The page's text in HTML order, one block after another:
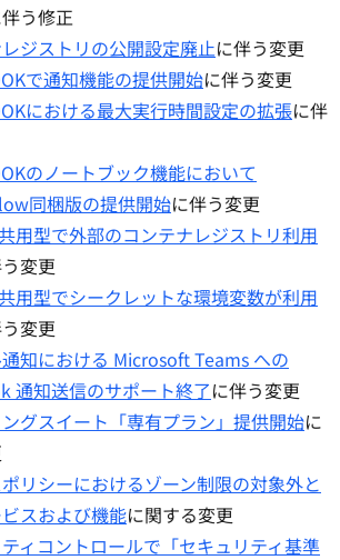
う修正
ジストリの公開設定廃止に伴う変更
で通知機能の提供開始に伴う変更
における最大実行時間設定の拡張に伴
のノートブック機能において
同梱版の提供開始に伴う変更
用型で外部のコンテナレジストリ利用
変更
用型でシークレットな環境変数が利用
変更
知における Microsoft Teams への
通知送信のサポート終了に伴う変更
グスイート「専有プラン」提供開始に
リシーにおけるゾーン制限の対象外と
スおよび機能に関する変更
ィコントロールで「セキュリティ基準